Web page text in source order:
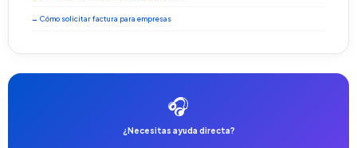
→ Cómo solicitar factura para empresas
🎧
¿Necesitas ayuda directa?